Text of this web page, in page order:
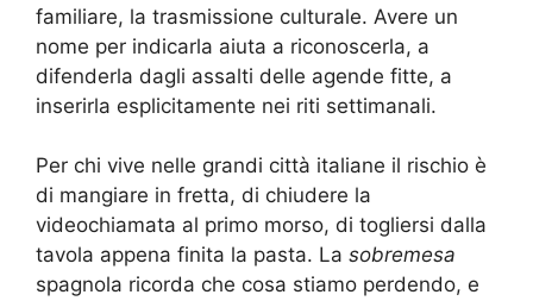
familiare, la trasmissione culturale. Avere un
nome per indicarla aiuta a riconoscerla, a
difenderla dagli assalti delle agende fitte, a
inserirla esplicitamente nei riti settimanali.
Per chi vive nelle grandi città italiane il rischio è
di mangiare in fretta, di chiudere la
videochiamata al primo morso, di togliersi dalla
tavola appena finita la pasta. La sobremesa
spagnola ricorda che cosa stiamo perdendo, e